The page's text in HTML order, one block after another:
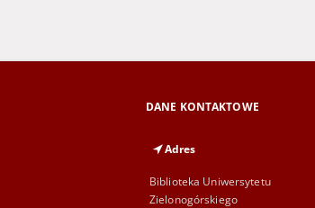
DANE KONTAKTOWE
Adres
Biblioteka Uniwersytetu
Zielonogórskiego